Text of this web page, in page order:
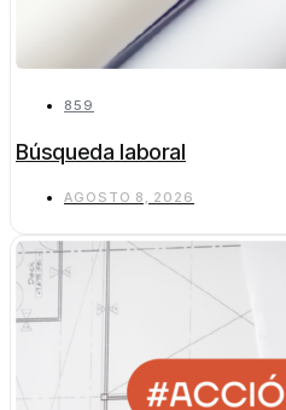
859
Búsqueda laboral
AGOSTO 8, 2026